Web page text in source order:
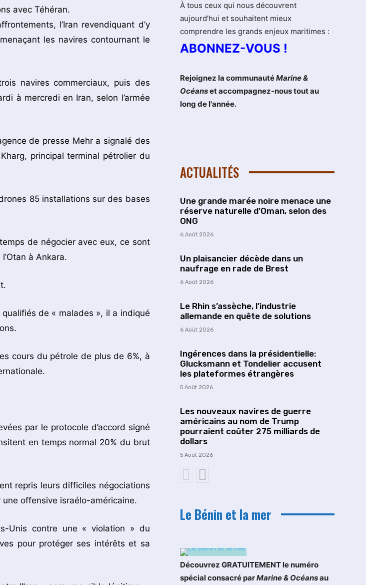
avec Téhéran.
l’Iran revendiquant d’y
les navires contournant le
navires commerciaux, puis des
à mercredi en Iran, selon l’armée
de presse Mehr a signalé des
principal terminal pétrolier du
85 installations sur des bases
de négocier avec eux, ce sont
à Ankara.
de « malades », il a indiqué
cours du pétrole de plus de 6%, à
par le protocole d’accord signé
en temps normal 20% du brut
repris leurs difficiles négociations
offensive israélo-américaine.
Unis contre une « violation » du
pour protéger ses intérêts et sa
À tous ceux qui nous découvrent
aujourd'hui et souhaitent mieux
comprendre les grands enjeux maritimes :
ABONNEZ-VOUS !
Rejoignez la communautéMarine &
Océanset accompagnez-nous tout au
long de l'année.
ACTUALITÉS
Une grande marée noire menace une
réserve naturelle d’Oman, selon des
ONG
6 Août 2026
Un plaisancier décède dans un
naufrage en rade de Brest
6 Août 2026
Le Rhin s’assèche, l’industrie
allemande en quête de solutions
6 Août 2026
Ingérences dans la présidentielle:
Glucksmann et Tondelier accusent
les plateformes étrangères
5 Août 2026
Les nouveaux navires de guerre
américains au nom de Trump
pourraient coûter 275 milliards de
dollars
5 Août 2026
Le Bénin et la mer
Découvrez GRATUITEMENT le numéro
spécial consacré parMarine & Océansau